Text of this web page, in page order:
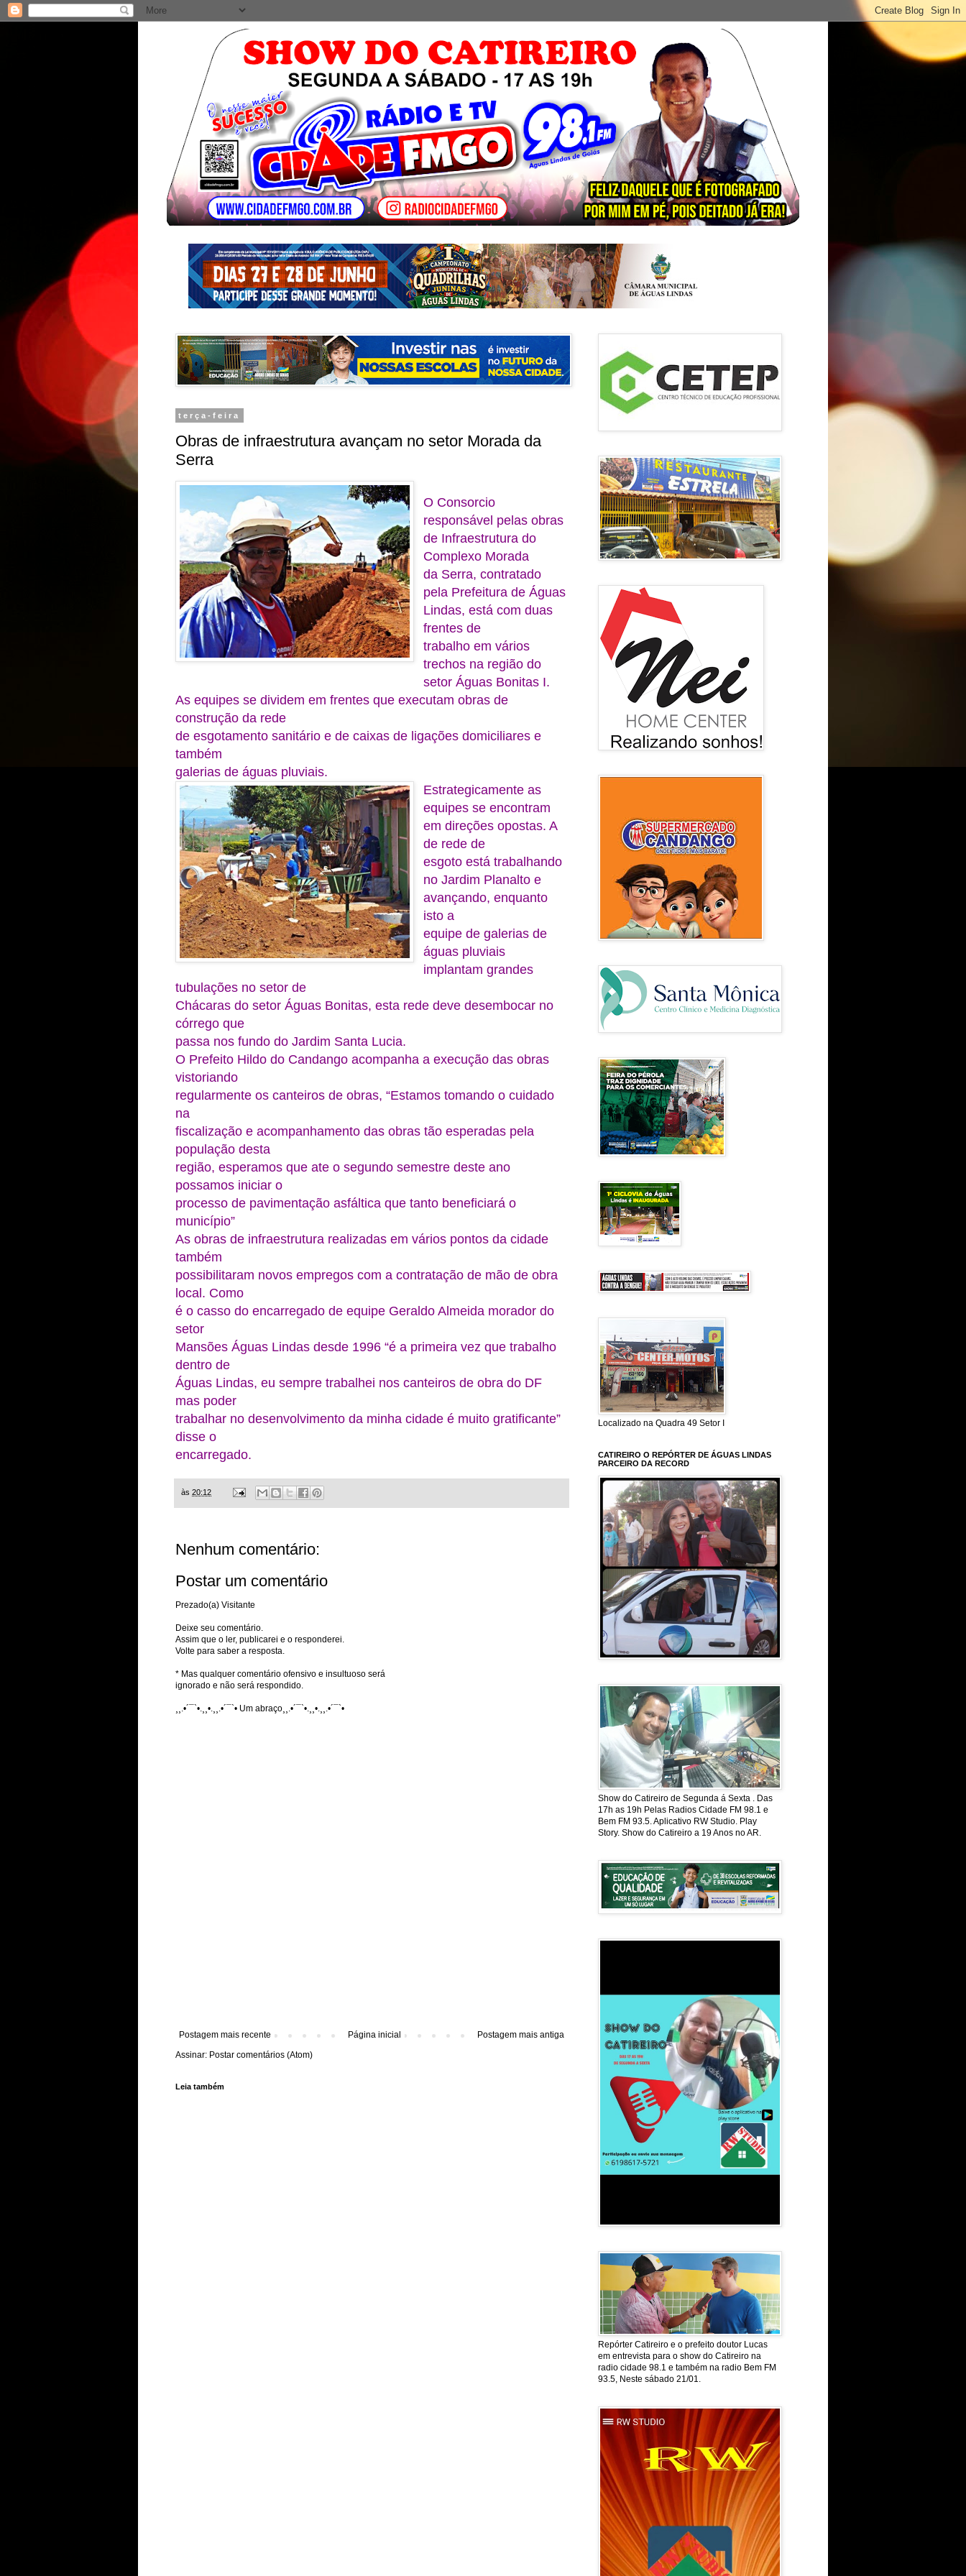
terça-feira
Obras de infraestrutura avançam no setor Morada da
Serra
O Consorcio
responsável pelas obras
de Infraestrutura do
Complexo Morada
da Serra, contratado
pela Prefeitura de Águas
Lindas, está com duas
frentes de
trabalho em vários
trechos na região do
setor Águas Bonitas I.
As equipes se dividem em frentes que executam obras de
construção da rede
de esgotamento sanitário e de caixas de ligações domiciliares e
também
galerias de águas pluviais.
Estrategicamente as
equipes se encontram
em direções opostas. A
de rede de
esgoto está trabalhando
no Jardim Planalto e
avançando, enquanto
isto a
equipe de galerias de
águas pluviais
implantam grandes
tubulações no setor de
Chácaras do setor Águas Bonitas, esta rede deve desembocar no
córrego que
passa nos fundo do Jardim Santa Lucia.
O Prefeito Hildo do Candango acompanha a execução das obras
vistoriando
regularmente os canteiros de obras, “Estamos tomando o cuidado
na
fiscalização e acompanhamento das obras tão esperadas pela
população desta
região, esperamos que ate o segundo semestre deste ano
possamos iniciar o
processo de pavimentação asfáltica que tanto beneficiará o
município”
As obras de infraestrutura realizadas em vários pontos da cidade
também
possibilitaram novos empregos com a contratação de mão de obra
local. Como
é o casso do encarregado de equipe Geraldo Almeida morador do
setor
Mansões Águas Lindas desde 1996 “é a primeira vez que trabalho
dentro de
Águas Lindas, eu sempre trabalhei nos canteiros de obra do DF
mas poder
trabalhar no desenvolvimento da minha cidade é muito gratificante”
disse o
encarregado.
às 20:12
Nenhum comentário:
Postar um comentário
Prezado(a) Visitante
Deixe seu comentário.
Assim que o ler, publicarei e o responderei.
Volte para saber a resposta.
* Mas qualquer comentário ofensivo e insultuoso será
ignorado e não será respondido.
¸¸.•´¯`•.¸¸•.¸¸.•´¯`• Um abraço¸¸.•´¯`•.¸¸•.¸¸.•´¯`•
Postagem mais recente Postagem mais antiga
Página inicial
Assinar: Postar comentários (Atom)
Leia também
Localizado na Quadra 49 Setor I
CATIREIRO O REPÓRTER DE ÁGUAS LINDAS
PARCEIRO DA RECORD
Show do Catireiro de Segunda á Sexta . Das
17h as 19h Pelas Radios Cidade FM 98.1 e
Bem FM 93.5. Aplicativo RW Studio. Play
Story. Show do Catireiro a 19 Anos no AR.
Repórter Catireiro e o prefeito doutor Lucas
em entrevista para o show do Catireiro na
radio cidade 98.1 e também na radio Bem FM
93.5, Neste sábado 21/01.